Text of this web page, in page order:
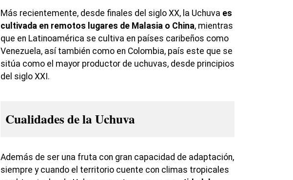
Más recientemente, desde finales del siglo XX, la Uchuva es
cultivada en remotos lugares de Malasia o China, mientras
que en Latinoamérica se cultiva en países caribeños como
Venezuela, así también como en Colombia, país este que se
sitúa como el mayor productor de uchuvas, desde principios
del siglo XXI.
Cualidades de la Uchuva
Además de ser una fruta con gran capacidad de adaptación,
siempre y cuando el territorio cuente con climas tropicales